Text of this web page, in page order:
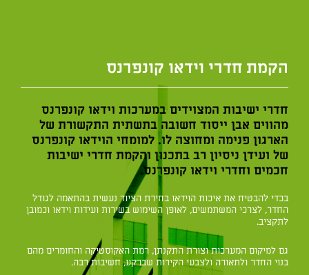
חדרי ישיבות המצוידים במערכות וידאו קונפרנס
מהווים אבן ייסוד חשובה בתשתית התקשורת של
הארגון פנימה ומחוצה לו. למומחי הוידאו קונפרנס
של ועידן ניסיון רב בתכנון והקמת חדרי ישיבות
חכמים וחדרי וידאו קונפרנס.
בכדי להבטיח את איכות הוידאו בחירת הציוד נעשית בהתאמה לגודל
החדר, לצרכי המשתמשים, לאופן השימוש בשירות ועידות וידאו וכמובן
לתקציב.
גם למיקום המערכות וצורת התקנתן, רמת האקוסטיקה והחומרים מהם
בנוי החדר ולתאורה ולצבעי הקירות שברקע, חשיבות רבה.
הקמת חדרי וידאו קונפרנס